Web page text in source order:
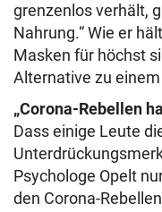
grenzenlos verhält,
Nahrung.“ Wie er
Masken für höchst
Alternative zu
„Corona-Rebellen
Dass einige Leute
Psychologe Opelt
den Corona-